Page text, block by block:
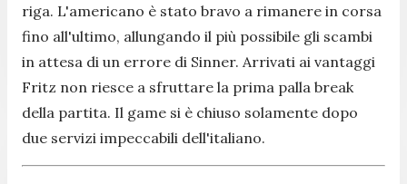
riga. L'americano è stato bravo a rimanere in corsa
fino all'ultimo, allungando il più possibile gli scambi
in attesa di un errore di Sinner. Arrivati ai vantaggi
Fritz non riesce a sfruttare la prima palla break
della partita. Il game si è chiuso solamente dopo
due servizi impeccabili dell'italiano.